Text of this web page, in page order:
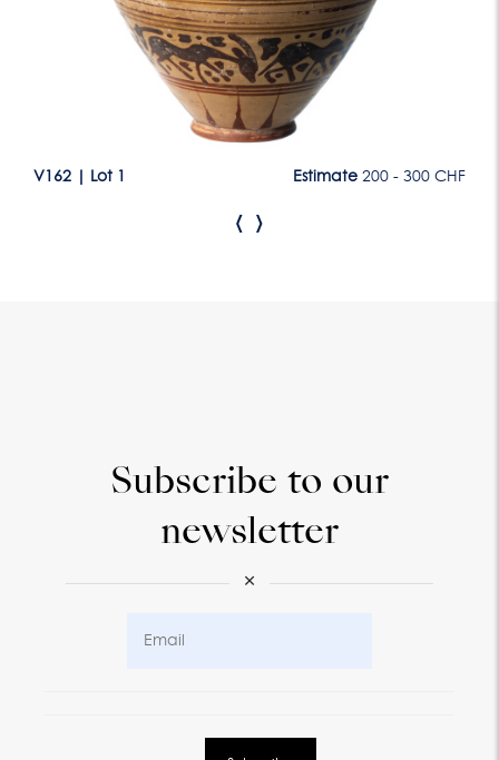
V162 Lot 1 Estimate 200 - 300 CHF
‹ ›
Subscribe to our
newsletter
×